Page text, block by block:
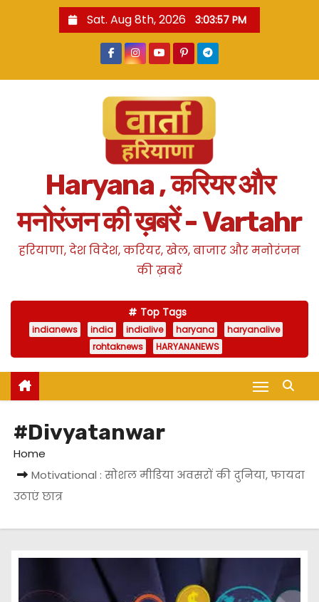
Sat. Aug 8th, 2026 3:03:58 PM
Haryana , करियर और
मनोरंजन की ख़बरें - Vartahr
हरियाणा, देश विदेश, करियर, खेल, बाजार और मनोरंजन
की ख़बरें
Top Tags
indianews india indialive haryana
haryanalive
rohtaknews
HARYANANEWS
#Divyatanwar
Home
Motivational : सोशल मीडिया अवसरों की दुनिया, फायदा
उठाएं छात्र